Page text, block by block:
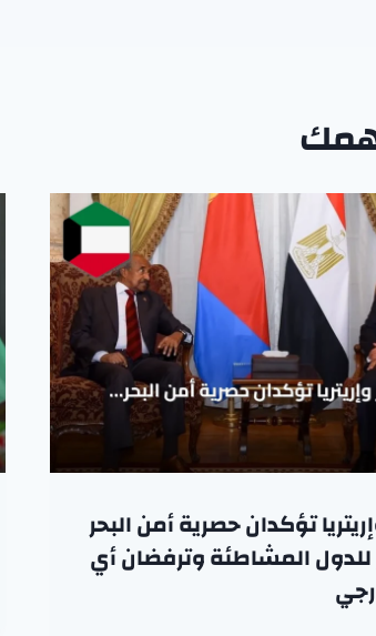
تؤكدان حصرية أمن البحر
للدول المشاطئة وترفضان أي